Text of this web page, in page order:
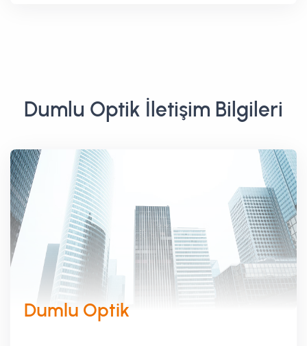
Dumlu Optik İletişim Bilgileri
Dumlu Optik